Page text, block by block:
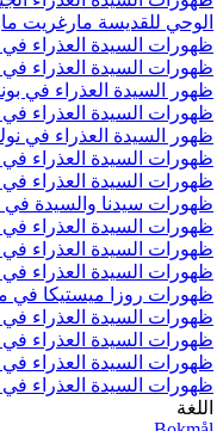
الوحي للقديسة مارغريت
ظهورات السيدة العذراء
ظهورات السيدة العذراء في
ظهور السيدة العذراء في
ظهورات السيدة العذراء في
ظهور السيدة العذراء في
ظهورات السيدة العذراء في
ظهورات السيدة العذراء
ظهورات سيدنا والسيدة في
ظهورات السيدة العذراء في
ظهورات السيدة العذراء
ظهورات السيدة العذراء
ظهورات روزا ميستيكا في
ظهورات السيدة العذراء في
ظهورات السيدة العذراء
ظهورات السيدة العذراء
ظهورات السيدة العذراء
اللغة